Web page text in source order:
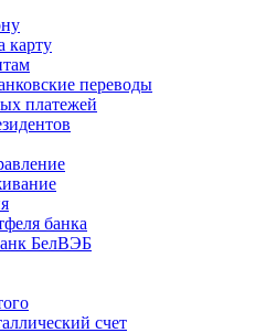
карту
переводы
платежей
банка
БелВЭБ
счет